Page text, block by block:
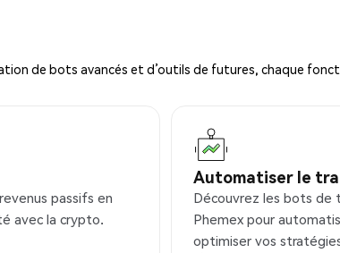
de bots avancés et d’outils de futures, chaque
passifs en
avec la crypto.
Automatiser le
Découvrez les bots de
Phemex pour
optimiser vos